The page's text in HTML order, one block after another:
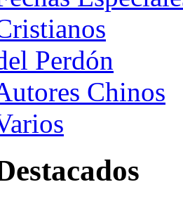
Perdón
Chinos